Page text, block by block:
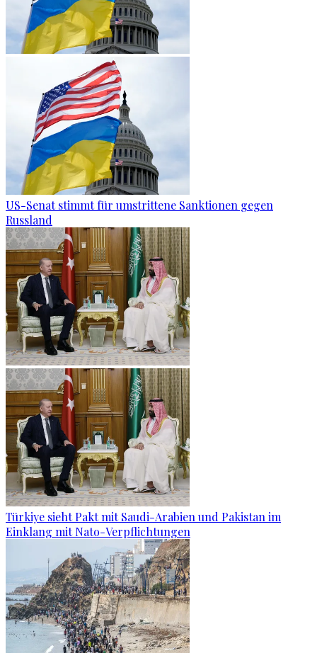
US-Senat stimmt für umstrittene Sanktionen gegen
Russland
Türkiye sieht Pakt mit Saudi-Arabien und Pakistan im
Einklang mit Nato-Verpflichtungen